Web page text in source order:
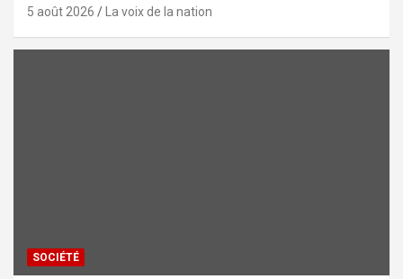
5 août 2026 La voix de la nation
SOCIÉTÉ